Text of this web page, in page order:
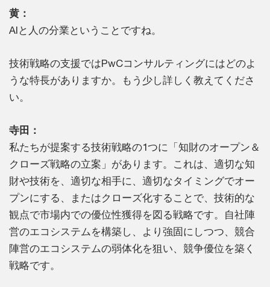
黄：
AIと人の分業ということですね。
技術戦略の支援ではPwCコンサルティングにはどのよ
うな特長がありますか。もう少し詳しく教えてくださ
い。
寺田：
私たちが提案する技術戦略の1つに「知財のオープン＆
クローズ戦略の立案」があります。これは、適切な知
財や技術を、適切な相手に、適切なタイミングでオー
プンにする、またはクローズ化することで、技術的な
観点で市場内での優位性獲得を図る戦略です。自社陣
営のエコシステムを構築し、より強固にしつつ、競合
陣営のエコシステムの弱体化を狙い、競争優位を築く
戦略です。